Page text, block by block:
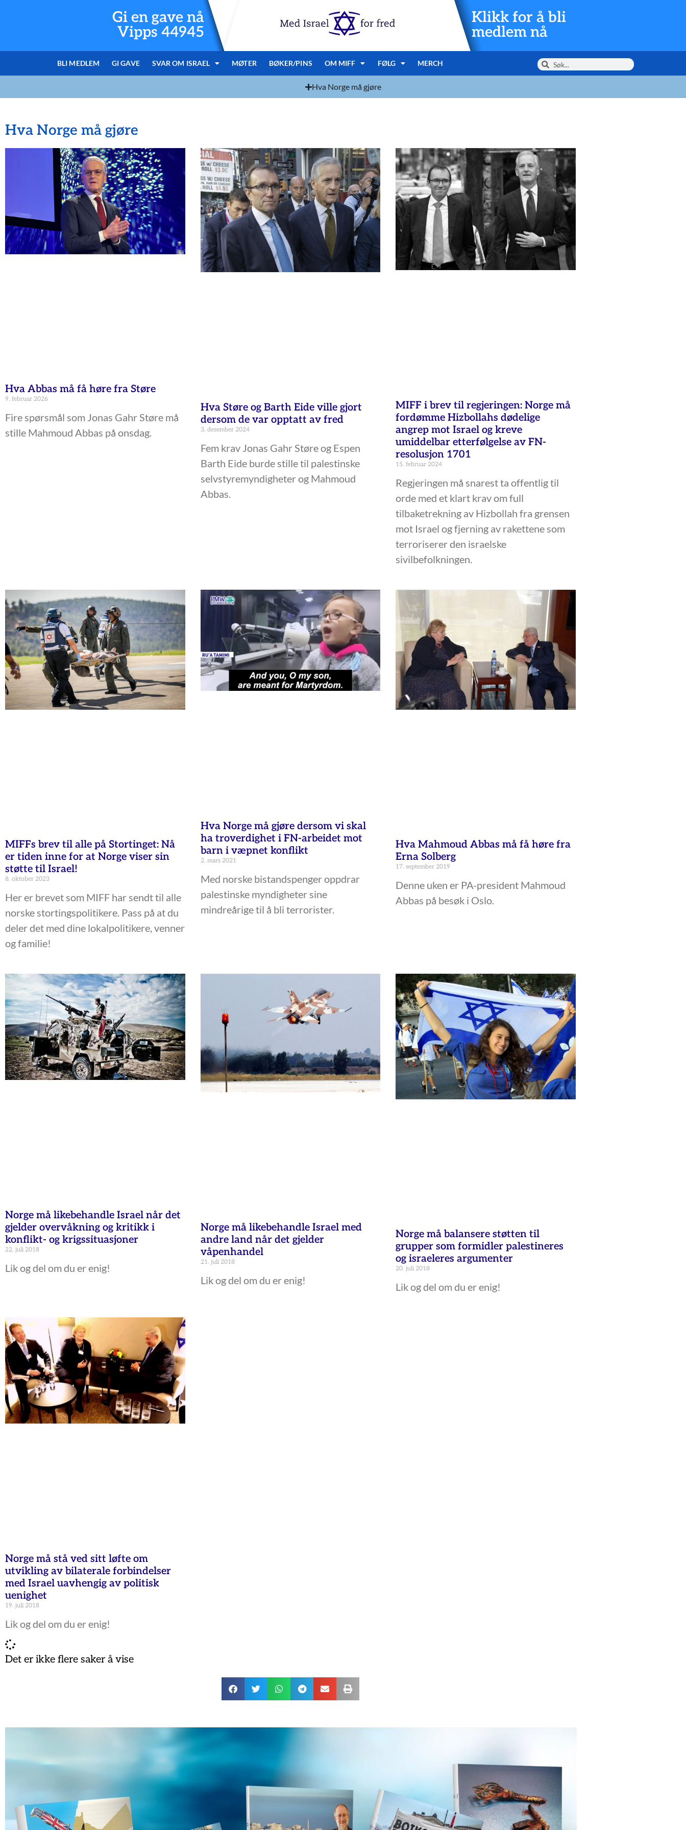
Gi en gave nå
Vipps 44945
Klikk for å bli
medlem nå
BLI MEDLEM GI GAVE SVAR OM ISRAEL MØTER BØKER/PINS OM MIFF FØLG MERCH
Hva Norge må gjøre
Hva Norge må gjøre
Hva Abbas må få høre fra Støre
9. februar 2026
Fire spørsmål som Jonas Gahr Støre må
stille Mahmoud Abbas på onsdag.
Hva Støre og Barth Eide ville gjort
dersom de var opptatt av fred
3. desember 2024
Fem krav Jonas Gahr Støre og Espen
Barth Eide burde stille til palestinske
selvstyremyndigheter og Mahmoud
Abbas.
MIFF i brev til regjeringen: Norge må
fordømme Hizbollahs dødelige
angrep mot Israel og kreve
umiddelbar etterfølgelse av FN-
resolusjon 1701
15. februar 2024
Regjeringen må snarest ta offentlig til
orde med et klart krav om full
tilbaketrekning av Hizbollah fra grensen
mot Israel og fjerning av rakettene som
terroriserer den israelske
sivilbefolkningen.
MIFFs brev til alle på Stortinget: Nå
er tiden inne for at Norge viser sin
støtte til Israel!
8. oktober 2023
Her er brevet som MIFF har sendt til alle
norske stortingspolitikere. Pass på at du
deler det med dine lokalpolitikere, venner
og familie!
Hva Norge må gjøre dersom vi skal
ha troverdighet i FN-arbeidet mot
barn i væpnet konflikt
2. mars 2021
Med norske bistandspenger oppdrar
palestinske myndigheter sine
mindreårige til å bli terrorister.
Hva Mahmoud Abbas må få høre fra
Erna Solberg
17. september 2019
Denne uken er PA-president Mahmoud
Abbas på besøk i Oslo.
Norge må likebehandle Israel når det
gjelder overvåkning og kritikk i
konflikt- og krigssituasjoner
22. juli 2018
Lik og del om du er enig!
Norge må likebehandle Israel med
andre land når det gjelder
våpenhandel
21. juli 2018
Lik og del om du er enig!
Norge må balansere støtten til
grupper som formidler palestineres
og israeleres argumenter
20. juli 2018
Lik og del om du er enig!
Norge må stå ved sitt løfte om
utvikling av bilaterale forbindelser
med Israel uavhengig av politisk
uenighet
19. juli 2018
Lik og del om du er enig!
Det er ikke flere saker å vise